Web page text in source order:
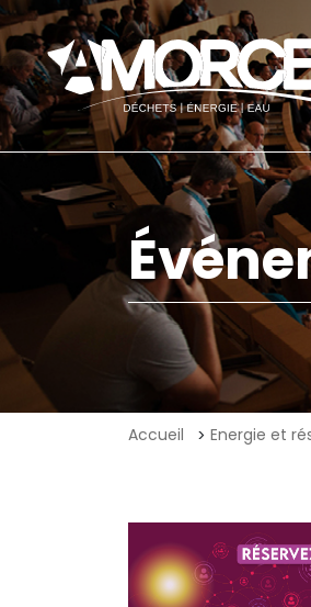
Accueil Energie et